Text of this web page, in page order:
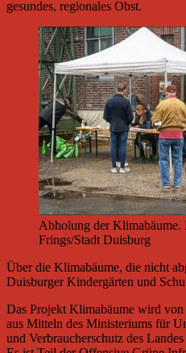
gesundes, regionales Obst.
Abholung der
Frings/Stadt Duisburg
Über die Klimabäume, die nicht
Duisburger Kindergärten und
Das Projekt Klimabäume wird
aus Mitteln des Ministeriums für
und Verbraucherschutz des